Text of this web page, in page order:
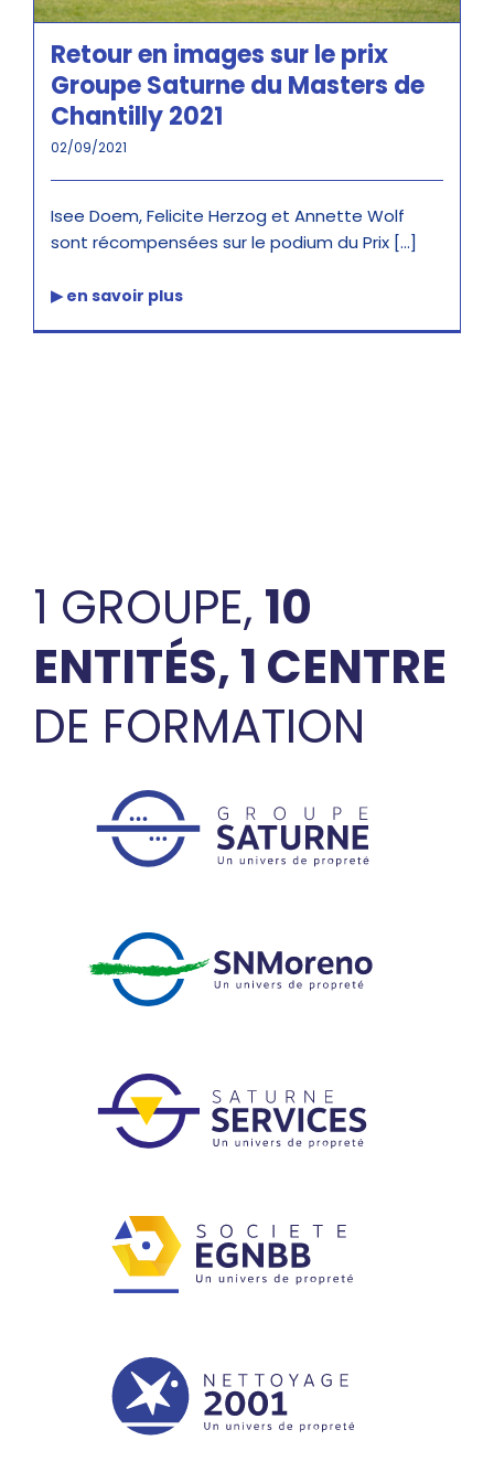
Retour en images sur le prix
Groupe Saturne du Masters de
Chantilly 2021
02/09/2021
Isee Doem, Felicite Herzog et Annette Wolf
sont récompensées sur le podium du Prix [...]
1 GROUPE, 10
ENTITÉS, 1 CENTRE
DE FORMATION